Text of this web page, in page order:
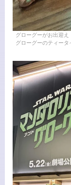
グローグーがお出迎え
グローグーのティータ